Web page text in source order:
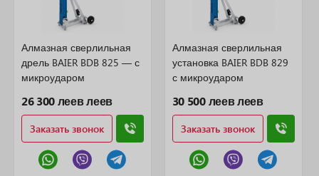
Алмазная сверлильная
дрель BAIER BDB 825 — с
микроударом
26 300 леев леев
Заказать звонок
Алмазная сверлильная
установка BAIER BDB 829
с микроударом
30 500 леев леев
Заказать звонок